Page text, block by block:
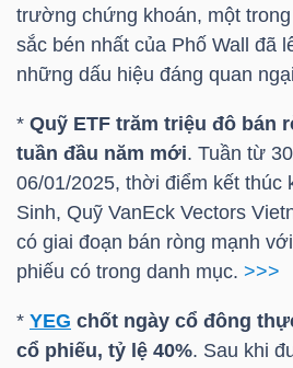
trường chứng khoán, một
sắc bén nhất của Phố Wall đã
những dấu hiệu đáng quan
* Quỹ ETF trăm triệu đô bán
tuần đầu năm mới. Tuần từ
06/01/2025, thời điểm kết thúc
Sinh, Quỹ VanEck Vectors
có giai đoạn bán ròng mạnh
phiếu có trong danh mục. >>>
* YEG chốt ngày cổ đông
cổ phiếu, tỷ lệ 40%. Sau khi
THIẾT
YẾU
CHĂM
SÓC
SỨC
KHỎE